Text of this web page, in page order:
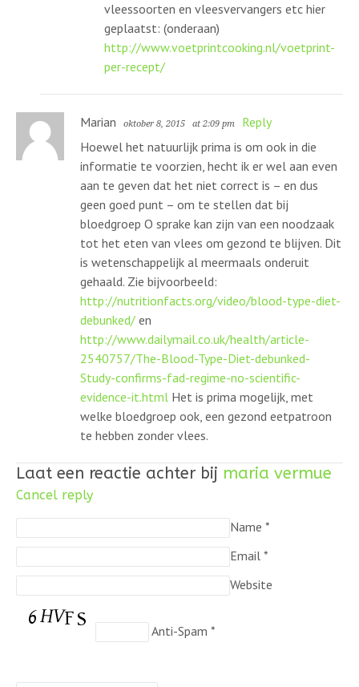
vleessoorten en vleesvervangers etc hier
geplaatst: (onderaan)
http://www.voetprintcooking.nl/voetprint-
per-recept/
Marian oktober 8, 2015 at 2:09 pm
Reply
Hoewel het natuurlijk prima is om ook in die
informatie te voorzien, hecht ik er wel aan even
aan te geven dat het niet correct is – en dus
geen goed punt – om te stellen dat bij
bloedgroep O sprake kan zijn van een noodzaak
tot het eten van vlees om gezond te blijven. Dit
is wetenschappelijk al meermaals onderuit
gehaald. Zie bijvoorbeeld:
http://nutritionfacts.org/video/blood-type-diet-
debunked/ en
http://www.dailymail.co.uk/health/article-
2540757/The-Blood-Type-Diet-debunked-
Study-confirms-fad-regime-no-scientific-
evidence-it.html Het is prima mogelijk, met
welke bloedgroep ook, een gezond eetpatroon
te hebben zonder vlees.
Laat een reactie achter bij maria vermue
Cancel reply
Name *
Email *
Website
Anti-Spam *